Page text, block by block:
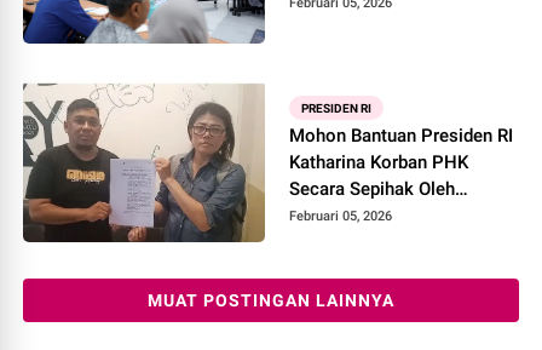
PRESIDEN RI
Mohon Bantuan Presiden RI
Katharina Korban PHK
Secara Sepihak Oleh
Yayasan Pendidikan
Februari 05, 2026
MUAT POSTINGAN LAINNYA